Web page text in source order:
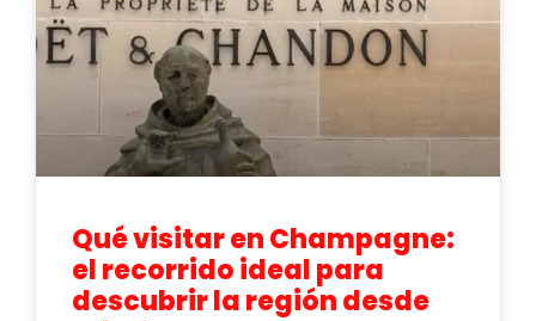
Qué visitar en Champagne:
el recorrido ideal para
descubrir la región desde